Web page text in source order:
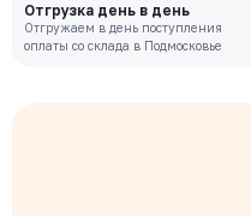
Отгрузка день в день
Отгружаем в день поступления
оплаты со склада в Подмосковье